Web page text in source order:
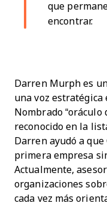
que
encontrar.
Darren Murph es
una voz
Nombrado “oráculo
reconocido en la
Darren ayudó a
primera empresa
Actualmente,
organizaciones
cada vez más